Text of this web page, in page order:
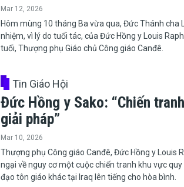
Mar 12, 2026
​​​​​​​Hôm mùng 10 tháng Ba vừa qua, Đức Thánh cha
nhiệm, vì lý do tuổi tác, của Đức Hồng y Louis
tuổi, Thượng phụ Giáo chủ Công giáo Canđê.
Tin Giáo Hội
Đức Hồng y Sako: “Chiến
giải pháp”
Mar 10, 2026
​​​​​​​Thượng phụ Công giáo Canđê, Đức Hồng y Louis
ngại về nguy cơ một cuộc chiến tranh khu vực
đạo tôn giáo khác tại Iraq lên tiếng cho hòa bình.